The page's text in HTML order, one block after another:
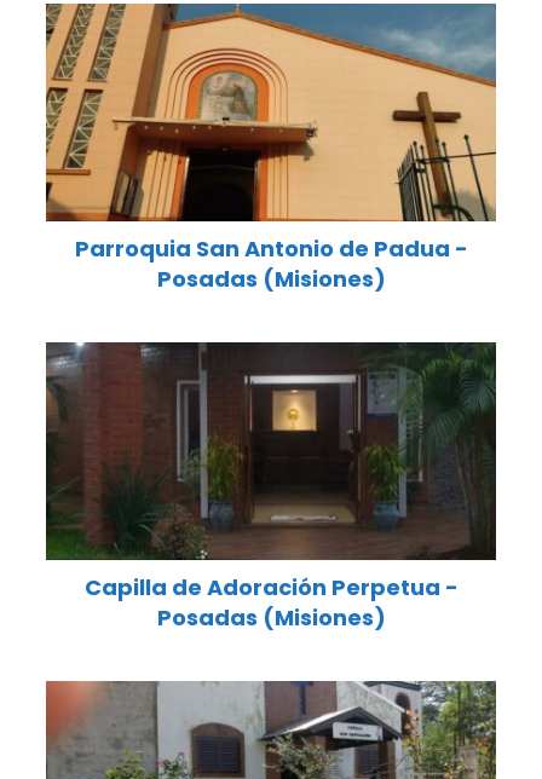
Parroquia San Antonio de Padua -
Posadas (Misiones)
Capilla de Adoración Perpetua -
Posadas (Misiones)